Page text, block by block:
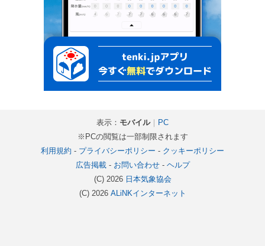
表示： モバイル｜
PC
※PCの閲覧は一部制限されます
利用規約 - プライバシーポリシー - クッキーポリシー
広告掲載- お問い合わせ- ヘルプ
(C) 2026 日本気象協会
(C) 2026 ALiNKインターネット